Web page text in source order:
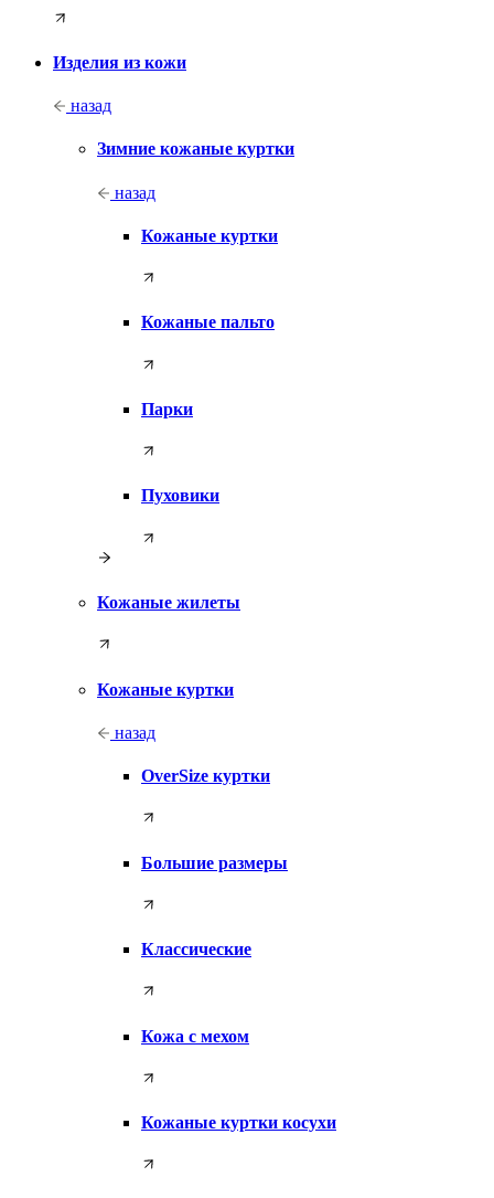
Изделия из кожи
назад
Зимние кожаные куртки
назад
Кожаные куртки
Кожаные пальто
Парки
Пуховики
Кожаные жилеты
Кожаные куртки
назад
OverSize куртки
Большие размеры
Классические
Кожа с мехом
Кожаные куртки косухи